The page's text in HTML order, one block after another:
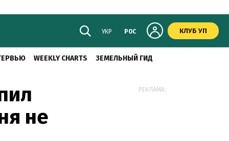
УКР РОС КЛУБ УП
WEEKLY CHARTS ЗЕМЕЛЬНЫЙ ГИД
не
РЕКЛАМА: